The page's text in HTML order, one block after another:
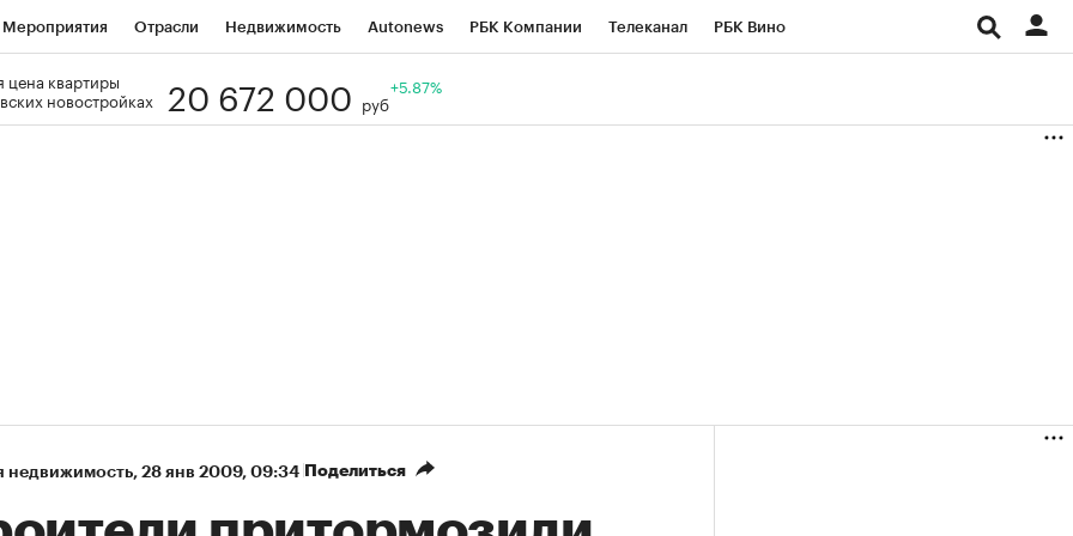
Мероприятия Отрасли Недвижимость Autonews РБК Компании Телеканал РБК Вино
Визионеры
цена квартиры
новостройках
20 672 000 руб
+5.87%
недвижимость⁠, 28 янв 2009, 09:34 Поделиться